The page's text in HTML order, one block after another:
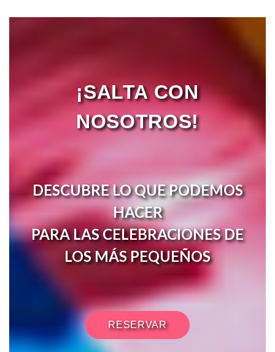
¡SALTA CON
NOSOTROS!
DESCUBRE LO QUE PODEMOS
HACER
PARA LAS CELEBRACIONES DE
LOS MÁS PEQUEÑOS
RESERVAR